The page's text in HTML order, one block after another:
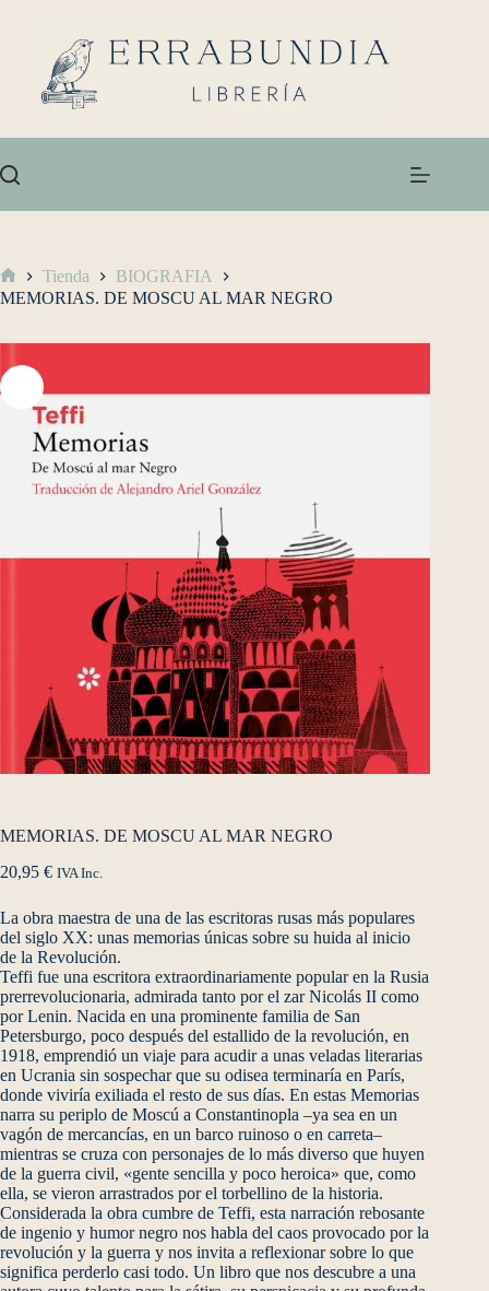
Tienda
BIOGRAFIA
MEMORIAS. DE MOSCU AL MAR NEGRO
MEMORIAS. DE MOSCU AL MAR NEGRO
20,95 € IVA Inc.
La obra maestra de una de las escritoras rusas más populares
del siglo XX: unas memorias únicas sobre su huida al inicio
de la Revolución.
Teffi fue una escritora extraordinariamente popular en la Rusia
prerrevolucionaria, admirada tanto por el zar Nicolás II como
por Lenin. Nacida en una prominente familia de San
Petersburgo, poco después del estallido de la revolución, en
1918, emprendió un viaje para acudir a unas veladas literarias
en Ucrania sin sospechar que su odisea terminaría en París,
donde viviría exiliada el resto de sus días. En estas Memorias
narra su periplo de Moscú a Constantinopla –ya sea en un
vagón de mercancías, en un barco ruinoso o en carreta–
mientras se cruza con personajes de lo más diverso que huyen
de la guerra civil, «gente sencilla y poco heroica» que, como
ella, se vieron arrastrados por el torbellino de la historia.
Considerada la obra cumbre de Teffi, esta narración rebosante
de ingenio y humor negro nos habla del caos provocado por la
revolución y la guerra y nos invita a reflexionar sobre lo que
significa perderlo casi todo. Un libro que nos descubre a una